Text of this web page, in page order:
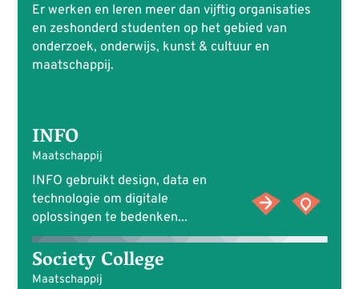
Er werken en leren meer dan vijftig organisaties
en zeshonderd studenten op het gebied van
onderzoek, onderwijs, kunst & cultuur en
maatschappij.
INFO
Maatschappij
INFO gebruikt design, data en
technologie om digitale
oplossingen te bedenken...
Society College
Maatschappij